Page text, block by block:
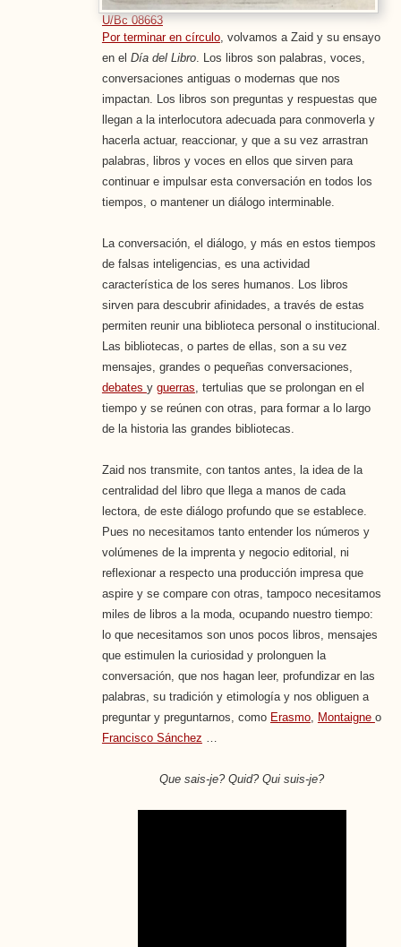
U/Bc 08663
Por terminar en círculo, volvamos a Zaid y su ensayo
en el Día del Libro. Los libros son palabras, voces,
conversaciones antiguas o modernas que nos
impactan. Los libros son preguntas y respuestas que
llegan a la interlocutora adecuada para conmoverla y
hacerla actuar, reaccionar, y que a su vez arrastran
palabras, libros y voces en ellos que sirven para
continuar e impulsar esta conversación en todos los
tiempos, o mantener un diálogo interminable.
La conversación, el diálogo, y más en estos tiempos
de falsas inteligencias, es una actividad
característica de los seres humanos. Los libros
sirven para descubrir afinidades, a través de estas
permiten reunir una biblioteca personal o institucional.
Las bibliotecas, o partes de ellas, son a su vez
mensajes, grandes o pequeñas conversaciones,
debates y guerras, tertulias que se prolongan en el
tiempo y se reúnen con otras, para formar a lo largo
de la historia las grandes bibliotecas.
Zaid nos transmite, con tantos antes, la idea de la
centralidad del libro que llega a manos de cada
lectora, de este diálogo profundo que se establece.
Pues no necesitamos tanto entender los números y
volúmenes de la imprenta y negocio editorial, ni
reflexionar a respecto una producción impresa que
aspire y se compare con otras, tampoco necesitamos
miles de libros a la moda, ocupando nuestro tiempo:
lo que necesitamos son unos pocos libros, mensajes
que estimulen la curiosidad y prolonguen la
conversación, que nos hagan leer, profundizar en las
palabras, su tradición y etimología y nos obliguen a
preguntar y preguntarnos, como Erasmo, Montaigne o
Francisco Sánchez …
Que sais-je?Quid?Qui suis-je?